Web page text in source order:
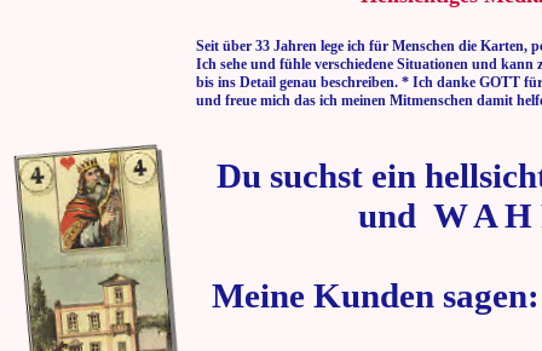
Seit über 33 Jahren lege ich für Menschen die Karten,
Ich sehe und fühle verschiedene Situationen und kann
bis ins Detail genau beschreiben. * Ich danke GOTT
und freue mich das ich meinen Mitmenschen damit
Du suchst ein
und W A H
Meine Kunden